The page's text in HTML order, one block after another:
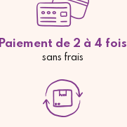
Paiement de 2 à 4 fois
sans frais